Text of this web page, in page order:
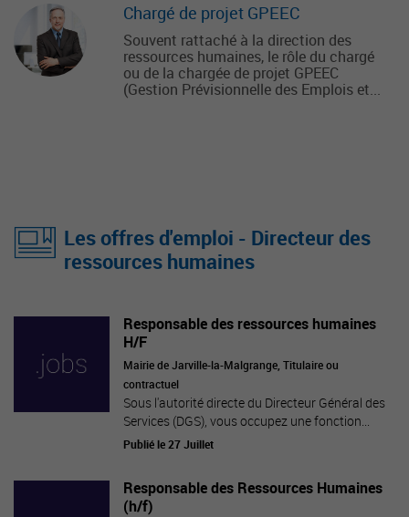
Chargé de projet GPEEC
Souvent rattaché à la direction des
ressources humaines, le rôle du chargé
ou de la chargée de projet GPEEC
(Gestion Prévisionnelle des Emplois et...
Les offres d'emploi - Directeur des
ressources humaines
Responsable des ressources humaines
H/F
Mairie de Jarville-la-Malgrange, Titulaire ou
contractuel
Sous l'autorité directe du Directeur Général des
Services (DGS), vous occupez une fonction...
Publié le 27 Juillet
Responsable des Ressources Humaines
(h/f)